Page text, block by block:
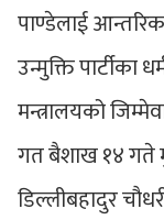
पाण्डेलाई
उन्मुक्ति पार्टीका
मन्त्रालयको
गत बैशाख १४ गते
डिल्लीबहादुर